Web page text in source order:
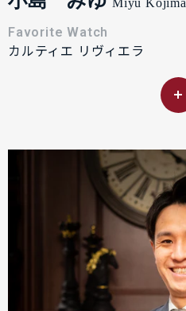
Miyu Kojima
Favorite Watch
カルティエ リヴィエラ